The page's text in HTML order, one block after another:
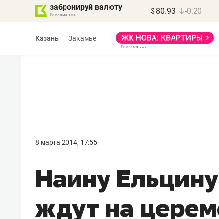
забронируй валюту $ 80.93 -0.20
Казань Закамье
8 марта 2014, 17:55
Наину
ждут на
правил, бизнес может
потерять минимум